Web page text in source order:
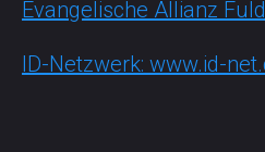
Evangelische Allianz
ID-Netzwerk: www.id-